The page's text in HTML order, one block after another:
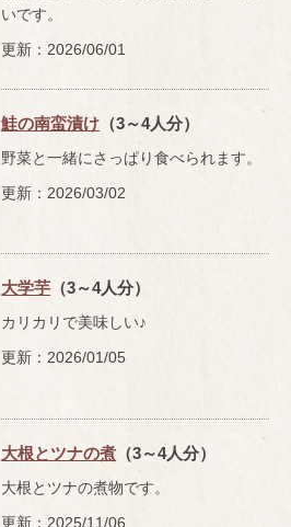
いです。
更新：2026/06/01
鮭の南蛮漬け （3～4人分）
野菜と一緒にさっぱり食べられます。
更新：2026/03/02
大学芋 （3～4人分）
カリカリで美味しい♪
更新：2026/01/05
大根とツナの煮 （3～4人分）
大根とツナの煮物です。
更新：2025/11/06